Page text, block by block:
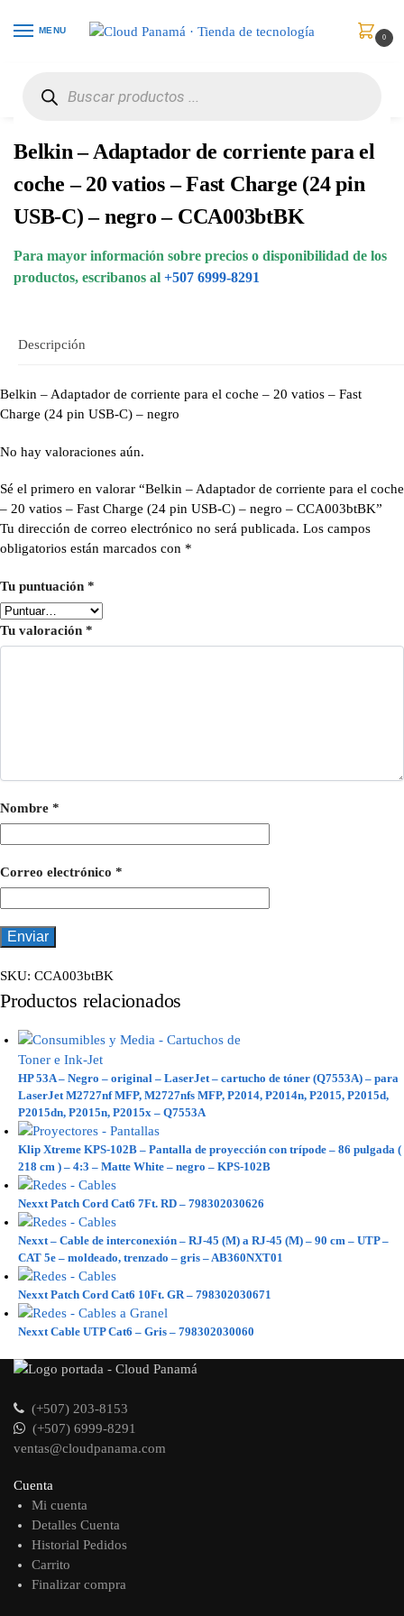
MENU
0
Belkin – Adaptador de corriente para el
coche – 20 vatios – Fast Charge (24 pin
USB-C) – negro – CCA003btBK
Para mayor información sobre precios o disponibilidad de los
productos, escribanos al +507 6999-8291
Descripción
Belkin – Adaptador de corriente para el coche – 20 vatios – Fast
Charge (24 pin USB-C) – negro
No hay valoraciones aún.
Sé el primero en valorar “Belkin – Adaptador de corriente para el coche
– 20 vatios – Fast Charge (24 pin USB-C) – negro – CCA003btBK”
Tu dirección de correo electrónico no será publicada. Los campos
obligatorios están marcados con *
Tu puntuación *
Tu valoración *
Nombre *
Correo electrónico *
SKU: CCA003btBK
Productos relacionados
HP 53A – Negro – original – LaserJet – cartucho de tóner (Q7553A) – para
LaserJet M2727nf MFP, M2727nfs MFP, P2014, P2014n, P2015, P2015d,
P2015dn, P2015n, P2015x – Q7553A
Klip Xtreme KPS-102B – Pantalla de proyección con trípode – 86 pulgada (
218 cm ) – 4:3 – Matte White – negro – KPS-102B
Nexxt Patch Cord Cat6 7Ft. RD – 798302030626
Nexxt – Cable de interconexión – RJ-45 (M) a RJ-45 (M) – 90 cm – UTP –
CAT 5e – moldeado, trenzado – gris – AB360NXT01
Nexxt Patch Cord Cat6 10Ft. GR – 798302030671
Nexxt Cable UTP Cat6 – Gris – 798302030060
(+507) 203-8153
(+507) 6999-8291
ventas@cloudpanama.com
Cuenta
Mi cuenta
Detalles Cuenta
Historial Pedidos
Carrito
Finalizar compra